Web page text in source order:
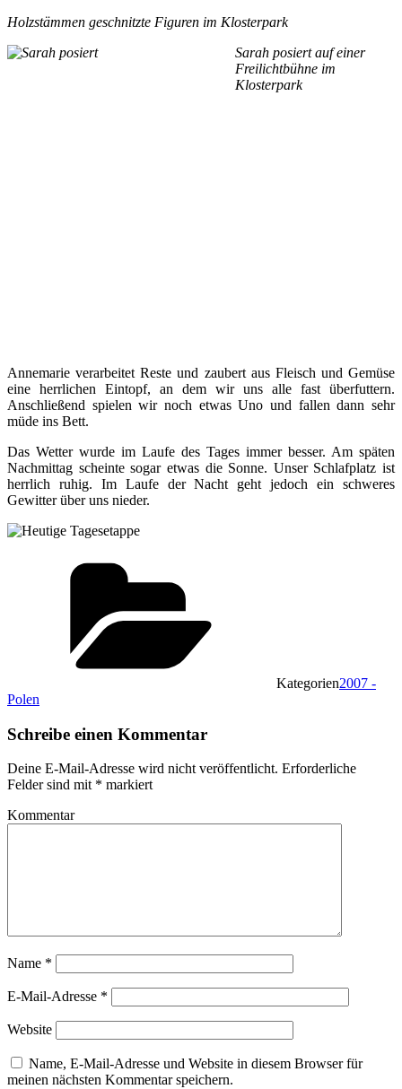
Holzstämmen geschnitzte Figuren im Klosterpark
Sarah posiert auf einer
Freilichtbühne im
Klosterpark
Annemarie verarbeitet Reste und zaubert aus Fleisch und Gemüse
eine herrlichen Eintopf, an dem wir uns alle fast überfuttern.
Anschließend spielen wir noch etwas Uno und fallen dann sehr
müde ins Bett.
Das Wetter wurde im Laufe des Tages immer besser. Am späten
Nachmittag scheinte sogar etwas die Sonne. Unser Schlafplatz ist
herrlich ruhig. Im Laufe der Nacht geht jedoch ein schweres
Gewitter über uns nieder.
Kategorien2007 -
Polen
Schreibe einen Kommentar
Deine E-Mail-Adresse wird nicht veröffentlicht. Erforderliche
Felder sind mit * markiert
Kommentar
Name *
E-Mail-Adresse *
Website
Name, E-Mail-Adresse und Website in diesem Browser für
meinen nächsten Kommentar speichern.